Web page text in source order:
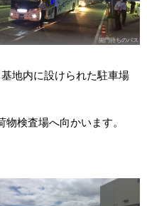
開門待ちのバス
地内に設けられた駐車場
検査場へ向かいます。